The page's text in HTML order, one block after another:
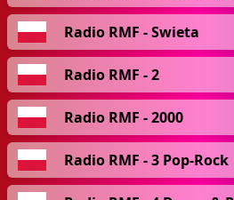
Radio RMF - Swieta
Radio RMF - 2
Radio RMF - 2000
Radio RMF - 3 Pop-Rock